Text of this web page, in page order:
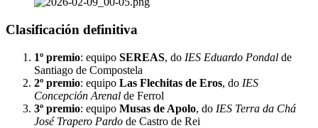
Clasificación definitiva
1º premio: equipo SEREAS, do IES Eduardo Pondal de
Santiago de Compostela
2º premio: equipo Las Flechitas de Eros, do IES
Concepción Arenal de Ferrol
3º premio: equipo Musas de Apolo, do IES Terra da Chá
José Trapero Pardo de Castro de Rei